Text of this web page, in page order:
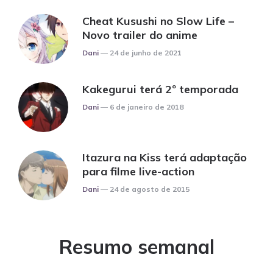
Cheat Kusushi no Slow Life –
Novo trailer do anime
Posted
Dani 24 de junho de 2021
Kakegurui terá 2º temporada
Posted
Dani 6 de janeiro de 2018
Itazura na Kiss terá adaptação
para filme live-action
Posted
Dani 24 de agosto de 2015
Resumo semanal